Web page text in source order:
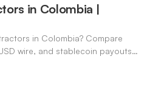
in Colombia |
in Colombia? Compare
wire, and stablecoin payouts.